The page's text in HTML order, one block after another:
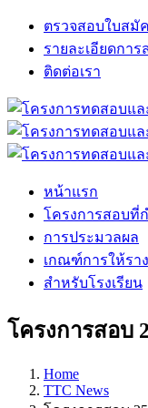
Skip
content
ตรวจสอบใบสมั
รายละเอียดการ
ติดต่อเรา
Facebook
X
LINE
หน้าแรก
โครงการสอบที่
การประมวลผล
เกณฑ์การให้รา
สำหรับโรงเรียน
โครงการสอบ
Home
TTC News